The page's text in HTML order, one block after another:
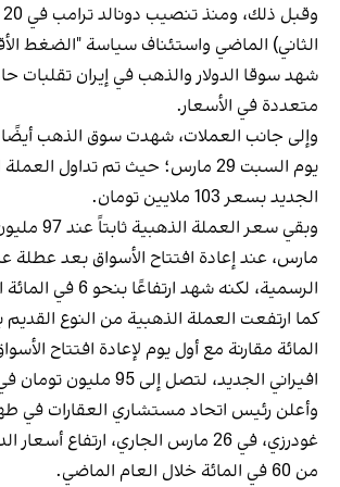
الثاني) الماضي واستئناف سياسة "الضغط
شهد سوقا الدولار والذهب في إيران تقلبات
متعددة في الأسعار.
وإلى جانب العملات، شهدت سوق الذهب أيضًا
يوم السبت 29 مارس؛ حيث تم تداول
الجديد بسعر 103 ملايين تومان.
مارس، عند إعادة افتتاح الأسواق بعد عطلة
الرسمية، لكنه شهد ارتفاعًا بنحو 6 في المائة اليوم.
المائة مقارنة مع أول يوم لإعادة افتتاح
افيراني الجديد، لتصل إلى 95 مليون تومان في 29 مارس.
وأعلن رئيس اتحاد مستشاري العقارات في
غودرزي، في 26 مارس الجاري، ارتفاع
من 60 في المائة خلال العام الماضي.